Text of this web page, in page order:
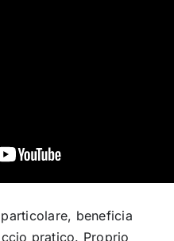
beneficia
pratico. Proprio